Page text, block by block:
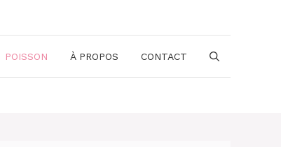
POISSON À PROPOS CONTACT